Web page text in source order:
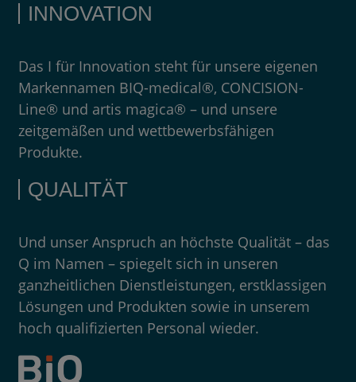
INNOVATION
Das I für Innovation steht für unsere eigenen
Markennamen BIQ-medical®, CONCISION-
Line® und artis magica® – und unsere
zeitgemäßen und wettbewerbsfähigen
Produkte.
QUALITÄT
Und unser Anspruch an höchste Qualität – das
Q im Namen – spiegelt sich in unseren
ganzheitlichen Dienstleistungen, erstklassigen
Lösungen und Produkten sowie in unserem
hoch qualifizierten Personal wieder.